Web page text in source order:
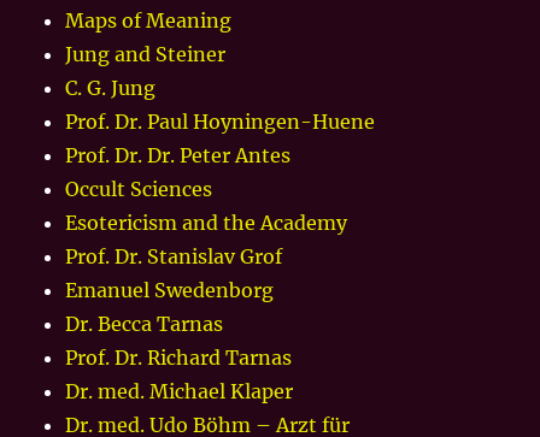
Maps of Meaning
Jung and Steiner
C. G. Jung
Prof. Dr. Paul Hoyningen-Huene
Prof. Dr. Dr. Peter Antes
Occult Sciences
Esotericism and the Academy
Prof. Dr. Stanislav Grof
Emanuel Swedenborg
Dr. Becca Tarnas
Prof. Dr. Richard Tarnas
Dr. med. Michael Klaper
Dr. med. Udo Böhm – Arzt für